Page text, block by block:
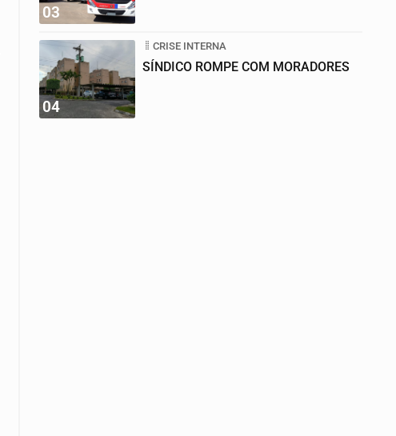
03
04
CRISE INTERNA
SÍNDICO ROMPE COM MORADORES